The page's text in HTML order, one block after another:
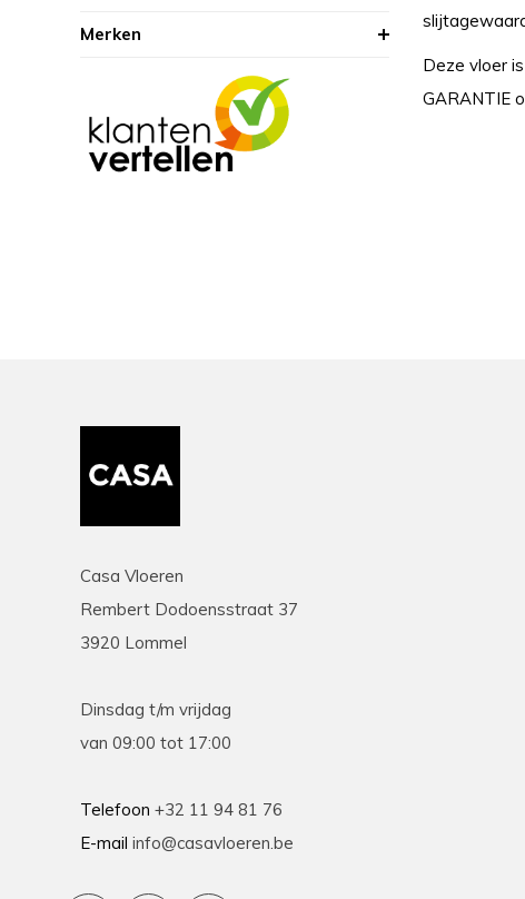
Merken
Deze vloer
GARANTIE
Casa Vloeren
Rembert Dodoensstraat 37
3920 Lommel
Dinsdag t/m vrijdag
van 09:00 tot 17:00
Telefoon +32 11 94 81 76
E-mail info@casavloeren.be